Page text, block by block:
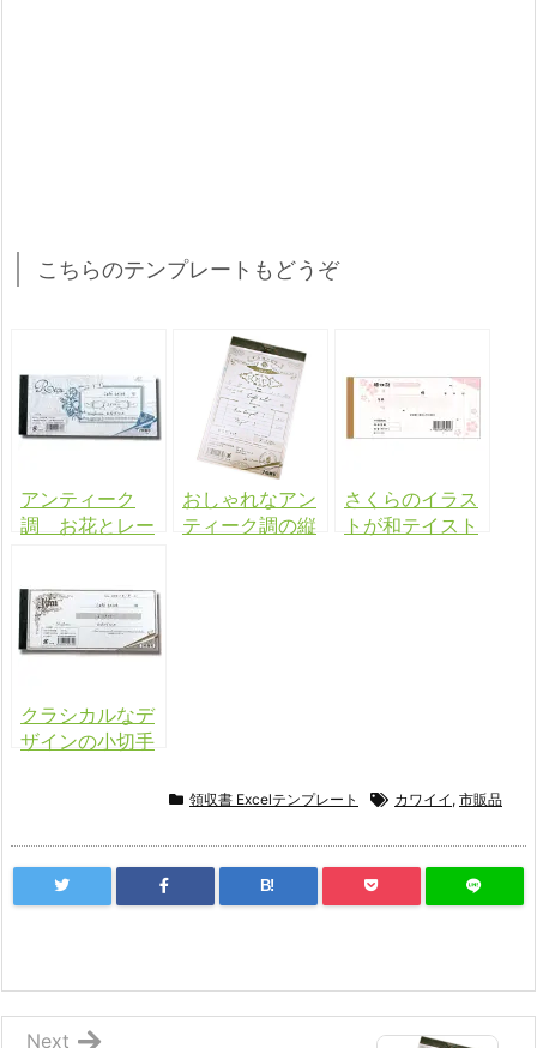
こちらのテンプレートもどうぞ
アンティーク
調 お花とレー
おしゃれなアン
ティーク調の縦
さくらのイラス
トが和テイスト
クラシカルなデ
ザインの小切手
領収書 Excelテンプレート カワイイ , 市販品
B!
Next